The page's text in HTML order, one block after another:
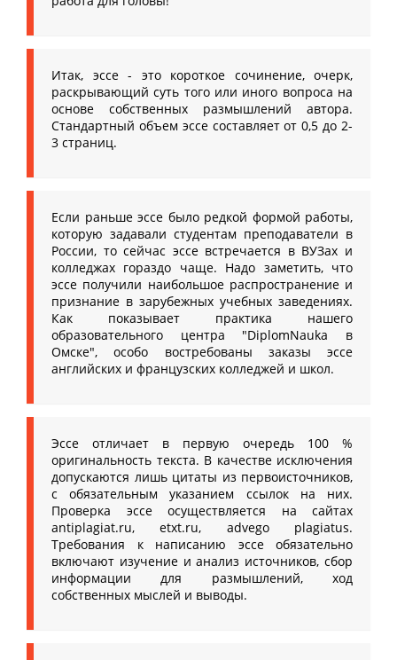
Итак, эссе - это короткое сочинение, очерк,
раскрывающий суть того или иного вопроса на
основе собственных размышлений автора.
Стандартный объем эссе составляет от 0,5 до 2-
3 страниц.
Если раньше эссе было редкой формой работы,
которую задавали студентам преподаватели в
России, то сейчас эссе встречается в ВУЗах и
колледжах гораздо чаще. Надо заметить, что
эссе получили наибольшое распространение и
признание в зарубежных учебных заведениях.
Как показывает практика нашего
образовательного центра "DiplomNauka в
Омске", особо востребованы заказы эссе
английских и французских колледжей и школ.
Эссе отличает в первую очередь 100 %
оригинальность текста. В качестве исключения
допускаются лишь цитаты из первоисточников,
с обязательным указанием ссылок на них.
Проверка эссе осуществляется на сайтах
antiplagiat.ru, etxt.ru, advego plagiatus.
Требования к написанию эссе обязательно
включают изучение и анализ источников, сбор
информации для размышлений, ход
собственных мыслей и выводы.